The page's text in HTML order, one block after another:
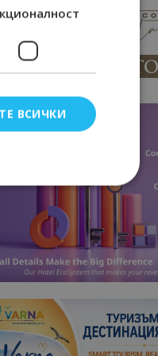
ВСИЧКИ
влизане и
съгласието
на сайта.